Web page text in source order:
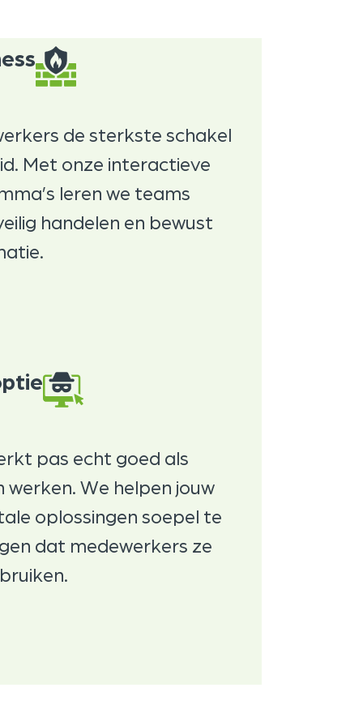
de sterkste schakel
Met onze interactieve
leren we teams
handelen en bewust
pas echt goed als
We helpen jouw
oplossingen soepel te
dat medewerkers ze